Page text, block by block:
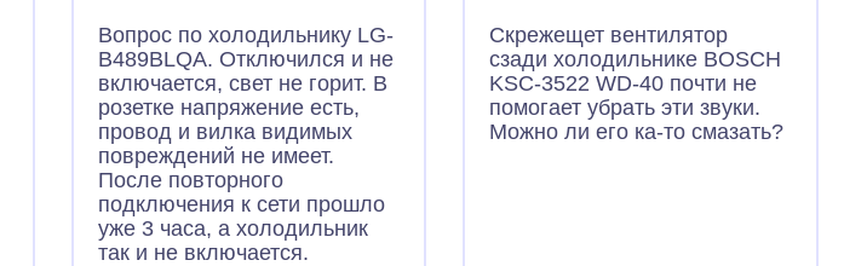
Вопрос по холодильнику LG-
B489BLQA. Отключился и не
включается, свет не горит. В
розетке напряжение есть,
провод и вилка видимых
повреждений не имеет.
После повторного
подключения к сети прошло
уже 3 часа, а холодильник
так и не включается.
Скрежещет вентилятор
сзади холодильнике BOSCH
KSC-3522 WD-40 почти не
помогает убрать эти звуки.
Можно ли его ка-то смазать?